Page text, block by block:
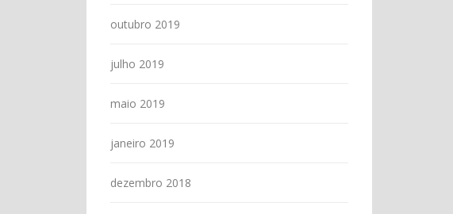
outubro 2019
julho 2019
maio 2019
janeiro 2019
dezembro 2018